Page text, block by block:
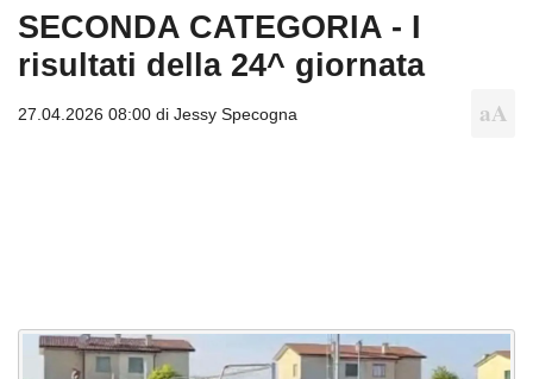
SECONDA CATEGORIA - I
risultati della 24^ giornata
27.04.2026 08:00 di Jessy Specogna